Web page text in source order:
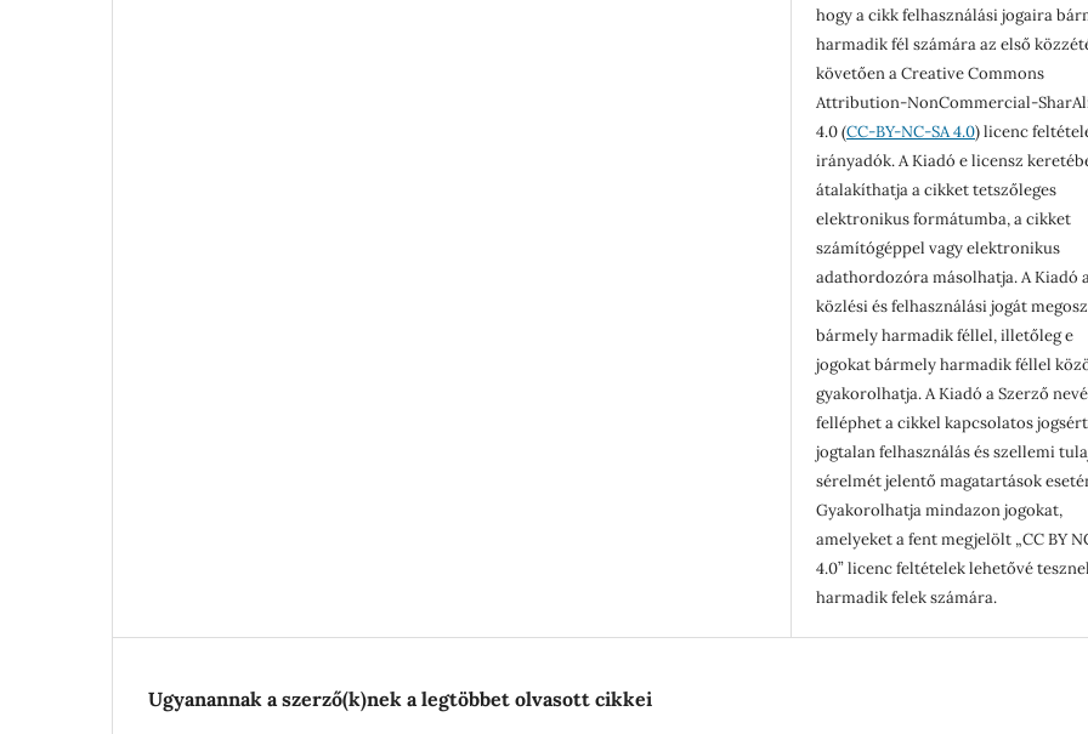
hogy a cikk felhasználási jogaira
harmadik fél számára az első
követően a Creative Commons
Attribution-NonCommercial-
4.0 (CC-BY-NC-SA 4.0) licenc
irányadók. A Kiadó e licensz
átalakíthatja a cikket tetszőleges
elektronikus formátumba, a cikket
számítógéppel vagy elektronikus
adathordozóra másolhatja. A Kiadó
közlési és felhasználási jogát
bármely harmadik féllel, illetőleg e
jogokat bármely harmadik féllel
gyakorolhatja. A Kiadó a Szerző
felléphet a cikkel kapcsolatos
jogtalan felhasználás és szellemi
sérelmét jelentő magatartások
Gyakorolhatja mindazon jogokat,
amelyeket a fent megjelölt „CC BY
4.0” licenc feltételek lehetővé
harmadik felek számára.
Ugyanannak a szerző(k)nek a legtöbbet olvasott cikkei